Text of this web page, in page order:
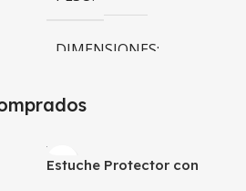
DIMENSIONES
10 × 10 × 10 cm
Estuche Protector con